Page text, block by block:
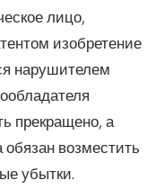
лицо,
изобретение
нарушителем
прекращено, а
возместить
убытки.